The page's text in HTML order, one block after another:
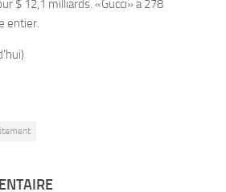
$ 12,1 milliards. «Gucci» a 278
entier.